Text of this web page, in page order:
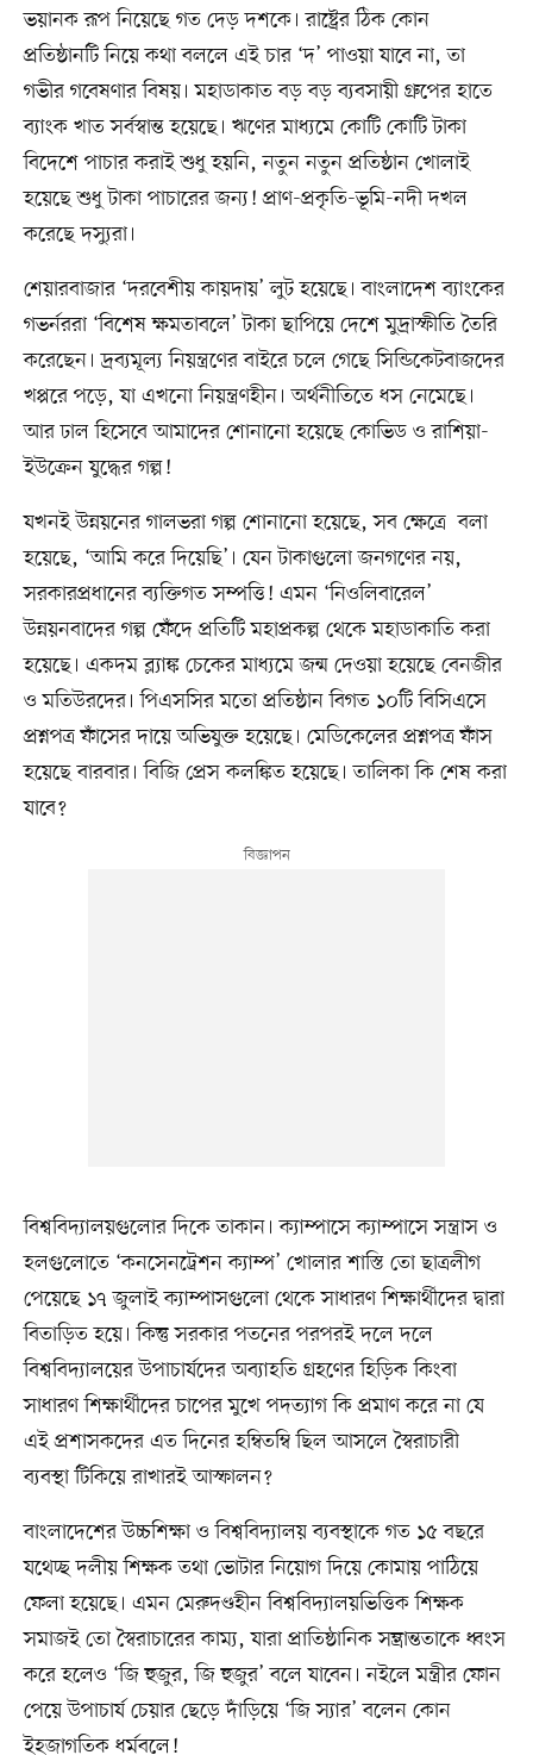
ভয়ানক রূপ নিয়েছে গত দেড় দশকে। রাষ্ট্রের ঠিক কোন
প্রতিষ্ঠানটি নিয়ে কথা বললে এই চার ‘দ’ পাওয়া যাবে না, তা
গভীর গবেষণার বিষয়। মহাডাকাত বড় বড় ব্যবসায়ী গ্রুপের হাতে
ব্যাংক খাত সর্বস্বান্ত হয়েছে। ঋণের মাধ্যমে কোটি কোটি টাকা
বিদেশে পাচার করাই শুধু হয়নি, নতুন নতুন প্রতিষ্ঠান খোলাই
হয়েছে শুধু টাকা পাচারের জন্য! প্রাণ-প্রকৃতি-ভূমি-নদী দখল
করেছে দস্যুরা।
শেয়ারবাজার ‘দরবেশীয় কায়দায়’ লুট হয়েছে। বাংলাদেশ ব্যাংকের
গভর্নররা ‘বিশেষ ক্ষমতাবলে’ টাকা ছাপিয়ে দেশে মুদ্রাস্ফীতি তৈরি
করেছেন। দ্রব্যমূল্য নিয়ন্ত্রণের বাইরে চলে গেছে সিন্ডিকেটবাজদের
খপ্পরে পড়ে, যা এখনো নিয়ন্ত্রণহীন। অর্থনীতিতে ধস নেমেছে।
আর ঢাল হিসেবে আমাদের শোনানো হয়েছে কোভিড ও রাশিয়া-
ইউক্রেন যুদ্ধের গল্প!
যখনই উন্নয়নের গালভরা গল্প শোনানো হয়েছে, সব ক্ষেত্রে বলা
হয়েছে, ‘আমি করে দিয়েছি’। যেন টাকাগুলো জনগণের নয়,
সরকারপ্রধানের ব্যক্তিগত সম্পত্তি! এমন ‘নিওলিবারেল’
উন্নয়নবাদের গল্প ফেঁদে প্রতিটি মহাপ্রকল্প থেকে মহাডাকাতি করা
হয়েছে। একদম ব্ল্যাঙ্ক চেকের মাধ্যমে জন্ম দেওয়া হয়েছে বেনজীর
ও মতিউরদের। পিএসসির মতো প্রতিষ্ঠান বিগত ১০টি বিসিএসে
প্রশ্নপত্র ফাঁসের দায়ে অভিযুক্ত হয়েছে। মেডিকেলের প্রশ্নপত্র ফাঁস
হয়েছে বারবার। বিজি প্রেস কলঙ্কিত হয়েছে। তালিকা কি শেষ করা
যাবে?
বিশ্ববিদ্যালয়গুলোর দিকে তাকান। ক্যাম্পাসে ক্যাম্পাসে সন্ত্রাস ও
হলগুলোতে ‘কনসেনট্রেশন ক্যাম্প’ খোলার শাস্তি তো ছাত্রলীগ
পেয়েছে ১৭ জুলাই ক্যাম্পাসগুলো থেকে সাধারণ শিক্ষার্থীদের দ্বারা
বিতাড়িত হয়ে। কিন্তু সরকার পতনের পরপরই দলে দলে
বিশ্ববিদ্যালয়ের উপাচার্যদের অব্যাহতি গ্রহণের হিড়িক কিংবা
সাধারণ শিক্ষার্থীদের চাপের মুখে পদত্যাগ কি প্রমাণ করে না যে
এই প্রশাসকদের এত দিনের হম্বিতম্বি ছিল আসলে স্বৈরাচারী
ব্যবস্থা টিকিয়ে রাখারই আস্ফালন?
বাংলাদেশের উচ্চশিক্ষা ও বিশ্ববিদ্যালয় ব্যবস্থাকে গত ১৫ বছরে
যথেচ্ছ দলীয় শিক্ষক তথা ভোটার নিয়োগ দিয়ে কোমায় পাঠিয়ে
ফেলা হয়েছে। এমন মেরুদণ্ডহীন বিশ্ববিদ্যালয়ভিত্তিক শিক্ষক
সমাজই তো স্বৈরাচারের কাম্য, যারা প্রাতিষ্ঠানিক সম্ভ্রান্ততাকে ধ্বংস
করে হলেও ‘জি হুজুর, জি হুজুর’ বলে যাবেন। নইলে মন্ত্রীর ফোন
পেয়ে উপাচার্য চেয়ার ছেড়ে দাঁড়িয়ে ‘জি স্যার’ বলেন কোন
ইহজাগতিক ধর্মবলে!